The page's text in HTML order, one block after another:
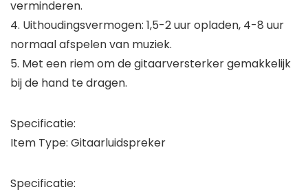
verminderen.
4. Uithoudingsvermogen: 1,5-2 uur opladen, 4-8 uur
normaal afspelen van muziek.
5. Met een riem om de gitaarversterker gemakkelijk
bij de hand te dragen.
Specificatie:
Item Type: Gitaarluidspreker
Specificatie: